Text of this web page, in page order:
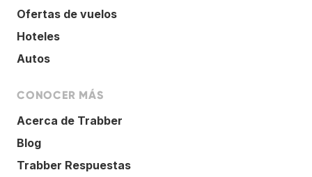
Ofertas de vuelos
Hoteles
Autos
CONOCER MÁS
Acerca de Trabber
Blog
Trabber Respuestas